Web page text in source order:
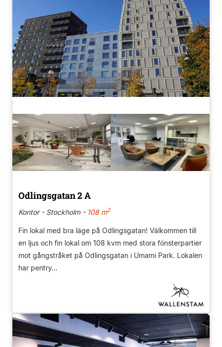
Odlingsgatan 2 A
Kontor - Stockholm -108 m2
Fin lokal med bra läge på Odlingsgatan! Välkommen till
en ljus och fin lokal om 108 kvm med stora fönsterpartier
mot gångstråket på Odlingsgatan i Umami Park. Lokalen
har pentry...